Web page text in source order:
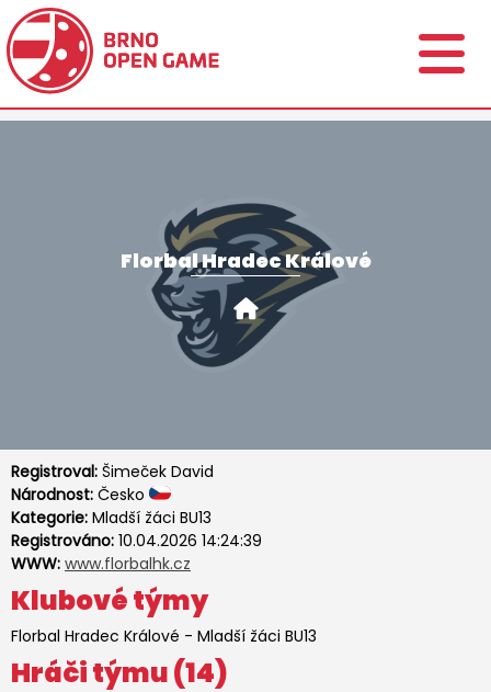
Florbal Hradec Králové
Registroval: Šimeček David
Národnost: Česko
Kategorie: Mladší žáci BU13
Registrováno: 10.04.2026 14:24:39
WWW: www.florbalhk.cz
Klubové týmy
Florbal Hradec Králové - Mladší žáci BU13
Hráči týmu (14)